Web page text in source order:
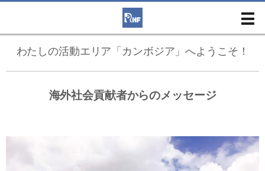
わたしの活動エリア「カンボジア」へようこそ！
海外社会貢献者からのメッセージ